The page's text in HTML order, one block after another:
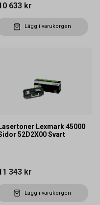
633 kr
Lägg i varukorgen
Lasertoner Lexmark 45000
52D2X00 Svart
343 kr
Lägg i varukorgen